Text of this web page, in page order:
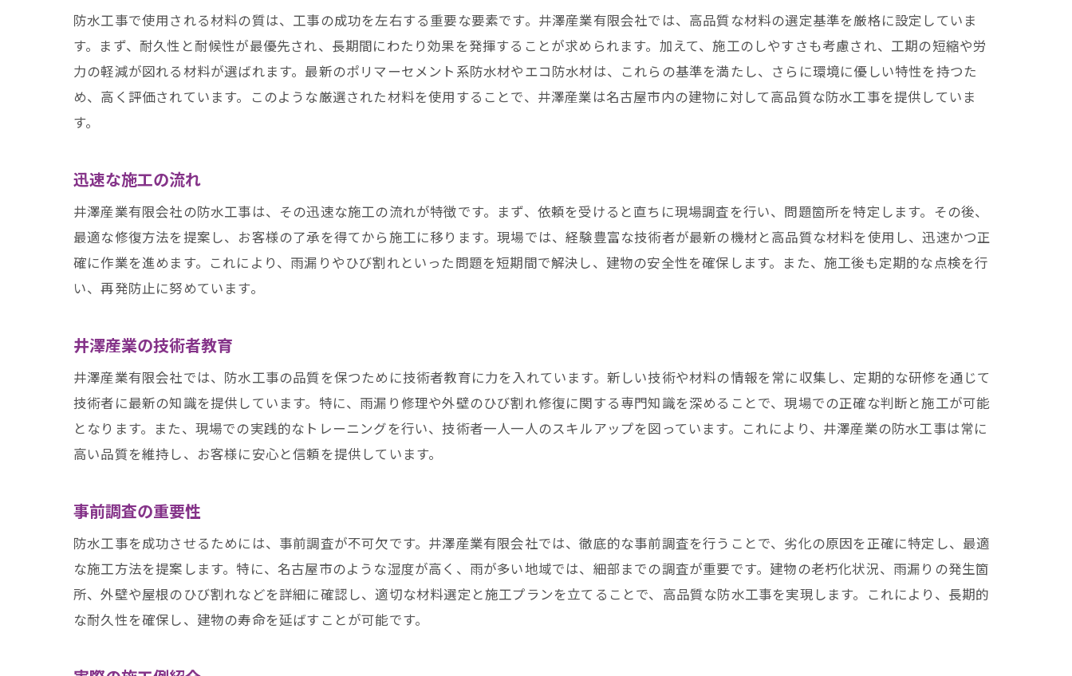
成功事例の紹介
名古屋市の建物を守る井澤産業の防水工事劣化対策
防水工事の重要性
長期耐久性を確保する方法
防水工事が劣化したらどうする？名古屋市の井澤産業のアプローチ
劣化のサインを見逃さない
井澤産業の迅速な対応
劣化防止のためのアドバイス
名古屋市の防水工事劣化に対応する井澤産業の実績紹介
豊富な実績
施工プロセスの詳細
地域密着型のサービス
信頼と安心の理由
雨漏りの原因は防水工事の劣化！名古屋市の井澤産業が対応
防水工事で使用される材料の質は、工事の成功を左右する重要な要素です。井澤産業有限会社では、高品質な材料の選定基準を厳格に設定していま
す。まず、耐久性と耐候性が最優先され、長期間にわたり効果を発揮することが求められます。加えて、施工のしやすさも考慮され、工期の短縮や労
力の軽減が図れる材料が選ばれます。最新のポリマーセメント系防水材やエコ防水材は、これらの基準を満たし、さらに環境に優しい特性を持つた
め、高く評価されています。このような厳選された材料を使用することで、井澤産業は名古屋市内の建物に対して高品質な防水工事を提供していま
す。
迅速な施工の流れ
井澤産業有限会社の防水工事は、その迅速な施工の流れが特徴です。まず、依頼を受けると直ちに現場調査を行い、問題箇所を特定します。その後、
最適な修復方法を提案し、お客様の了承を得てから施工に移ります。現場では、経験豊富な技術者が最新の機材と高品質な材料を使用し、迅速かつ正
確に作業を進めます。これにより、雨漏りやひび割れといった問題を短期間で解決し、建物の安全性を確保します。また、施工後も定期的な点検を行
い、再発防止に努めています。
井澤産業の技術者教育
井澤産業有限会社では、防水工事の品質を保つために技術者教育に力を入れています。新しい技術や材料の情報を常に収集し、定期的な研修を通じて
技術者に最新の知識を提供しています。特に、雨漏り修理や外壁のひび割れ修復に関する専門知識を深めることで、現場での正確な判断と施工が可能
となります。また、現場での実践的なトレーニングを行い、技術者一人一人のスキルアップを図っています。これにより、井澤産業の防水工事は常に
高い品質を維持し、お客様に安心と信頼を提供しています。
事前調査の重要性
防水工事を成功させるためには、事前調査が不可欠です。井澤産業有限会社では、徹底的な事前調査を行うことで、劣化の原因を正確に特定し、最適
な施工方法を提案します。特に、名古屋市のような湿度が高く、雨が多い地域では、細部までの調査が重要です。建物の老朽化状況、雨漏りの発生箇
所、外壁や屋根のひび割れなどを詳細に確認し、適切な材料選定と施工プランを立てることで、高品質な防水工事を実現します。これにより、長期的
な耐久性を確保し、建物の寿命を延ばすことが可能です。